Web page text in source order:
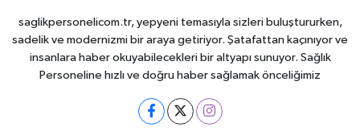
saglikpersonelicom.tr, yepyeni temasıyla sizleri buluştururken,
sadelik ve modernizmi bir araya getiriyor. Şatafattan kaçınıyor ve
insanlara haber okuyabilecekleri bir altyapı sunuyor. Sağlık
Personeline hızlı ve doğru haber sağlamak önceliğimiz